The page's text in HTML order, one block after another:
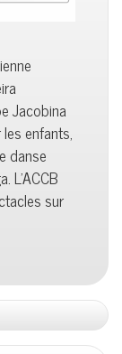
Jacobina
enfants,
danse
L'ACCB
sur